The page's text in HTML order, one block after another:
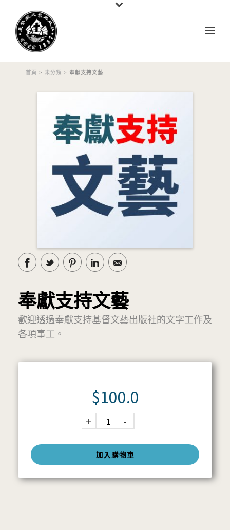
首頁 > 未分類 > 奉獻支持文藝
奉獻支持文藝
歡迎透過奉獻支持基督文藝出版社的文字工作及
各項事工。
加入購物車
$100.0